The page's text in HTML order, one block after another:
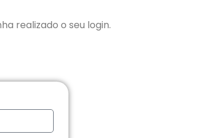
realizado o seu login.